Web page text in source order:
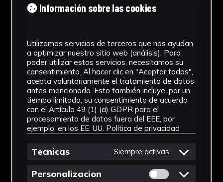
Estilo
Abstracción Geométrica
Técnica
Tallada y policromada
Ver más
Descargar Ficha
Información sobre las cookies
Utilizamos servicios de terceros que nos ayudan
a optimizar nuestro sitio web (análisis). Para
poder utilizar estos servicios, necesitamos su
consentimiento. Al hacer clic en "Aceptar todas",
acepta voluntariamente el tratamiento de datos
antes mencionado. Esto también incluye, por un
tiempo limitado, su consentimiento de acuerdo
con el Artículo 49 (1) (a) GDPR para el
procesamiento de datos fuera del EEE, por
ejemplo, en los EE. UU. Política de privacidad
Tecnicas Siempre activas
Personalizacion Permitir cookies